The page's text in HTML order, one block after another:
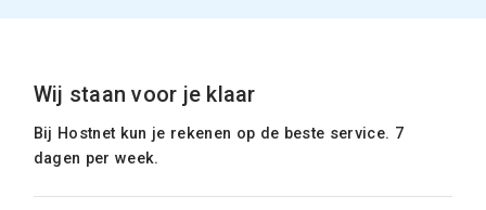
Wij staan voor je klaar
Bij Hostnet kun je rekenen op de beste service. 7
dagen per week.